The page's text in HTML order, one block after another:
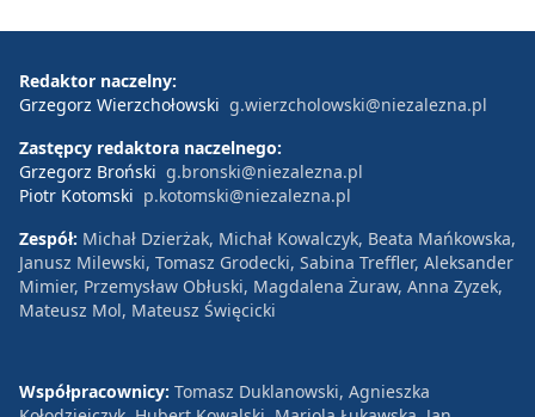
Redaktor naczelny:
Grzegorz Wierzchołowski g.wierzcholowski@niezalezna.pl
Zastępcy redaktora naczelnego:
Grzegorz Broński g.bronski@niezalezna.pl
Piotr Kotomski p.kotomski@niezalezna.pl
Zespół: Michał Dzierżak, Michał Kowalczyk, Beata Mańkowska,
Janusz Milewski, Tomasz Grodecki, Sabina Treffler, Aleksander
Mimier, Przemysław Obłuski, Magdalena Żuraw, Anna Zyzek,
Mateusz Mol, Mateusz Święcicki
Współpracownicy: Tomasz Duklanowski, Agnieszka